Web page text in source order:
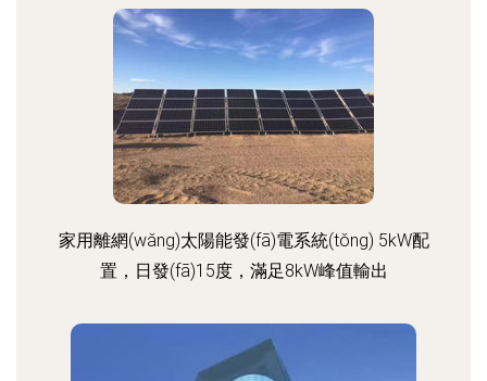
家用離網(wǎng)太陽能發(fā)電系統(tǒng) 5kW配
置，日發(fā)15度，滿足8kW峰值輸出